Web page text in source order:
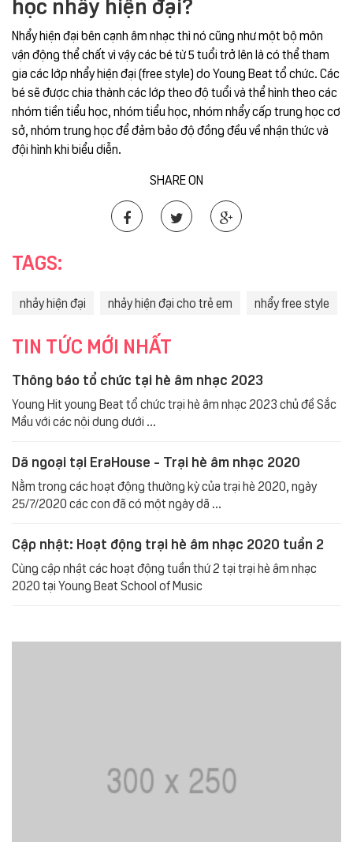
Nhẩy hiện đại bên cạnh âm nhạc thì nó cũng như một bộ môn
vận động thể chất vì vậy các bé từ 5 tuổi trở lên là có thể tham
gia các lớp nhẩy hiện đại (free style) do Young Beat tổ chức. Các
bé sẽ được chia thành các lớp theo độ tuổi và thể hình theo các
nhóm tiền tiểu học, nhóm tiểu học, nhóm nhẩy cấp trung học cơ
sở, nhóm trung học để đảm bảo độ đồng đều về nhận thức và
đội hình khi biểu diễn.
SHARE ON
TAGS:
nhảy hiện đại nhảy hiện đại cho trẻ em nhẩy free style
TIN TỨC MỚI NHẤT
Thông báo tổ chức tại hè âm nhạc 2023
Young Hit young Beat tổ chức trại hè âm nhạc 2023 chủ đề Sắc
Mầu với các nội dung dưới ...
Dã ngoại tại EraHouse - Trại hè âm nhạc 2020
Nằm trong các hoạt động thường kỳ của trại hè 2020, ngày
25/7/2020 các con đã có một ngày dã ...
Cập nhật: Hoạt động trại hè âm nhạc 2020 tuần 2
Cùng cập nhật các hoạt động tuần thứ 2 tại trại hè âm nhạc
2020 tại Young Beat School of Music